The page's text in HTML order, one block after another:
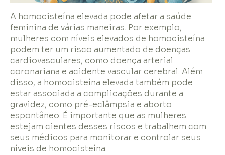
A homocisteína elevada pode afetar a saúde
feminina de várias maneiras. Por exemplo,
mulheres com níveis elevados de homocisteína
podem ter um risco aumentado de doenças
cardiovasculares, como doença arterial
coronariana e acidente vascular cerebral. Além
disso, a homocisteína elevada também pode
estar associada a complicações durante a
gravidez, como pré-eclâmpsia e aborto
espontâneo. É importante que as mulheres
estejam cientes desses riscos e trabalhem com
seus médicos para monitorar e controlar seus
níveis de homocisteína.